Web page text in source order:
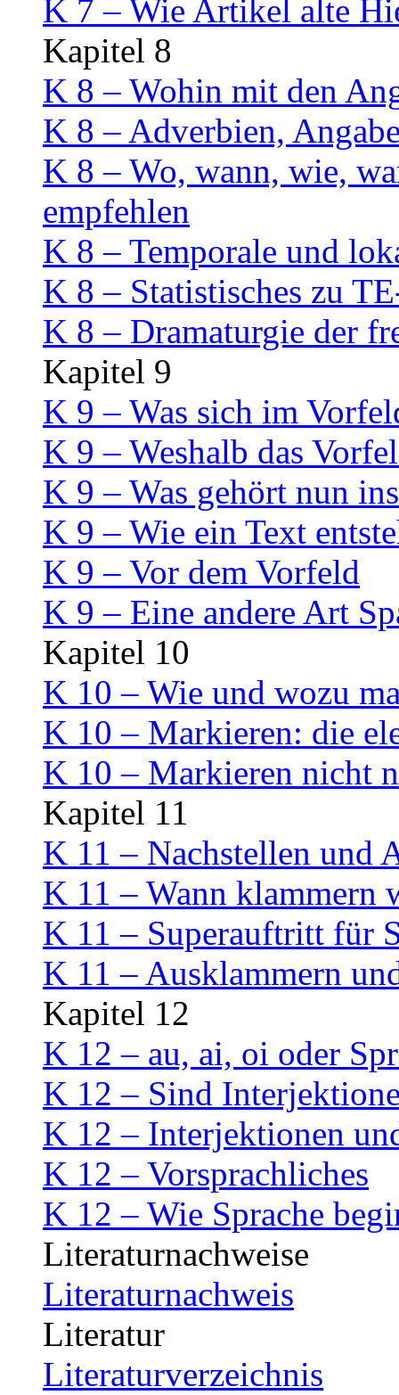
K 7 – Wie Artikel alte
Kapitel 8
K 8 – Wohin mit den
K 8 – Adverbien,
K 8 – Wo, wann, wie,
empfehlen
K 8 – Temporale und
K 8 – Statistisches zu
K 8 – Dramaturgie der
Kapitel 9
K 9 – Was sich im
K 9 – Weshalb das
K 9 – Was gehört nun
K 9 – Wie ein Text
K 9 – Vor dem Vorfeld
K 9 – Eine andere Art
Kapitel 10
K 10 – Wie und wozu
K 10 – Markieren: die
K 10 – Markieren nicht
Kapitel 11
K 11 – Nachstellen und
K 11 – Wann klammern
K 11 – Superauftritt für
K 11 – Ausklammern
Kapitel 12
K 12 – au, ai, oi oder
K 12 – Sind
K 12 – Interjektionen
K 12 – Vorsprachliches
K 12 – Wie Sprache
Literaturnachweise
Literaturnachweis
Literatur
Literaturverzeichnis